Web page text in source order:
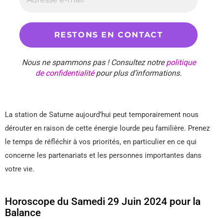
Nous ne spammons pas ! Consultez notrepolitique
de confidentialitépour plus d’informations.
La station de Saturne aujourd’hui peut temporairement nous
dérouter en raison de cette énergie lourde peu familière. Prenez
le temps de réfléchir à vos priorités, en particulier en ce qui
concerne les partenariats et les personnes importantes dans
votre vie.
Horoscope du Samedi 29 Juin 2024 pour la
Balance